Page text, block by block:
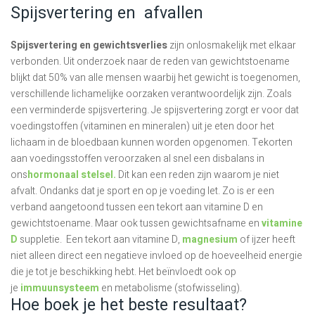
Spijsvertering en afvallen
Spijsvertering en gewichtsverlieszijn onlosmakelijk met elkaar
verbonden. Uit onderzoek naar de reden van gewichtstoename
blijkt dat 50% van alle mensen waarbij het gewicht is toegenomen,
verschillende lichamelijke oorzaken verantwoordelijk zijn. Zoals
een verminderde spijsvertering. Je spijsvertering zorgt er voor dat
voedingstoffen (vitaminen en mineralen) uit je eten door het
lichaam in de bloedbaan kunnen worden opgenomen. Tekorten
aan voedingsstoffen veroorzaken al snel een disbalans in
onshormonaal stelsel. Dit kan een reden zijn waarom je niet
afvalt. Ondanks dat je sport en op je voeding let. Zo is er een
verband aangetoond tussen een tekort aan vitamine D en
gewichtstoename. Maar ook tussen gewichtsafname envitamine
D suppletie. Een tekort aan vitamine D, magnesium of ijzer heeft
niet alleen direct een negatieve invloed op de hoeveelheid energie
die je tot je beschikking hebt. Het beïnvloedt ook op
je immuunsysteem en metabolisme (stofwisseling).
Hoe boek je het beste resultaat?